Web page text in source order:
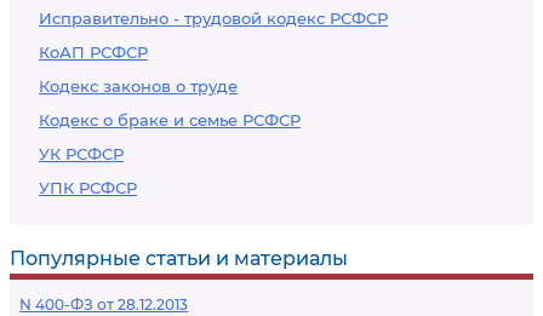
Исправительно - трудовой кодекс РСФСР
КоАП РСФСР
Кодекс законов о труде
Кодекс о браке и семье РСФСР
УК РСФСР
УПК РСФСР
Популярные статьи и материалы
N 400-ФЗ от 28.12.2013